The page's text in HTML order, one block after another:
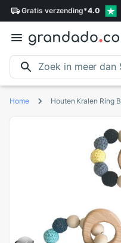
Gratis verzending*4.0
Home